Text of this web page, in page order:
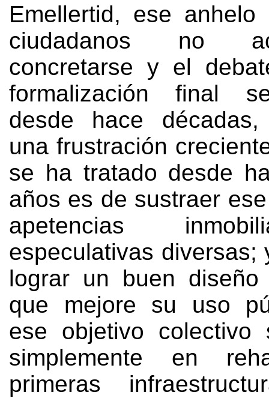
Emellertid, ese anhelo
ciudadanos no
concretarse y el
formalización final
desde hace décadas
una frustración
se ha tratado desde
años es de sustraer
apetencias
especulativas diversas;
lograr un buen diseño
que mejore su uso
ese objetivo colectivo
simplemente en
primeras